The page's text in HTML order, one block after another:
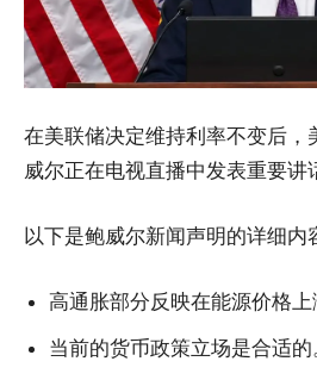
在美联储决定维持利率不变后，
威尔正在电视直播中发表重要讲
以下是鲍威尔新闻声明的详细内
高通胀部分反映在能源价格上
当前的货币政策立场是合适的